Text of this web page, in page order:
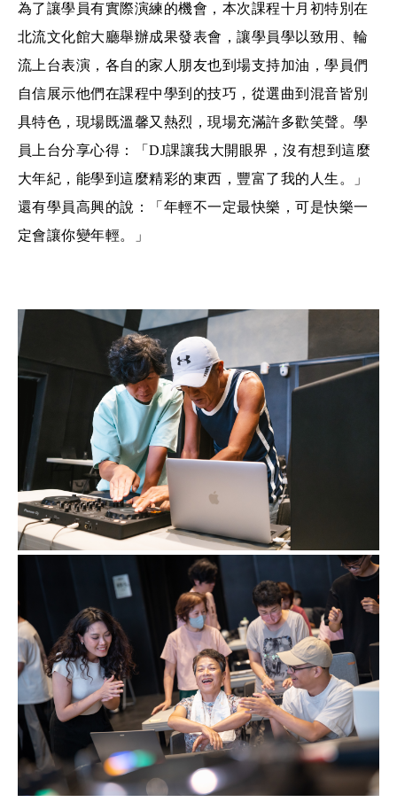
為了讓學員有實際演練的機會，本次課程十月初特別在
北流文化館大廳舉辦成果發表會，讓學員學以致用、輪
流上台表演，各自的家人朋友也到場支持加油，學員們
自信展示他們在課程中學到的技巧，從選曲到混音皆別
具特色，現場既溫馨又熱烈，現場充滿許多歡笑聲。學
員上台分享心得：「DJ課讓我大開眼界，沒有想到這麼
大年紀，能學到這麼精彩的東西，豐富了我的人生。」
還有學員高興的說：「年輕不一定最快樂，可是快樂一
定會讓你變年輕。」